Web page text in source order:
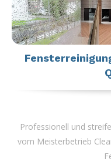
Professionell und
vom Meisterbetrieb